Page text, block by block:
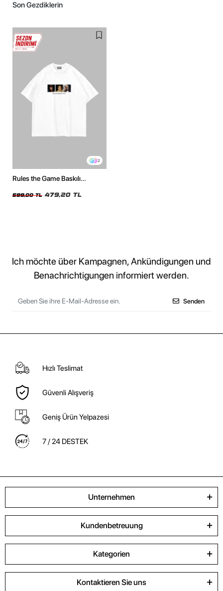
Son Gezdiklerin
2
Rules the Game Baskılı
599,00 TL 479,20 TL
Ich möchte über Kampagnen, Ankündigungen und
Benachrichtigungen informiert werden.
Senden
Hızlı Teslimat
Güvenli Alışveriş
Geniş Ürün Yelpazesi
7 / 24 DESTEK
Unternehmen
Kundenbetreuung
Kategorien
Kontaktieren Sie uns